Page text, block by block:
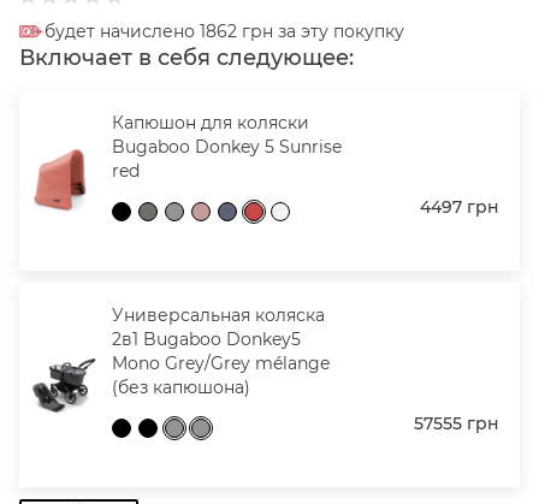
будет начислено 1862 грн за эту покупку
Включает в себя следующее:
Капюшон для коляски
Bugaboo Donkey 5 Sunrise
red
4497 грн
Универсальная коляска
2в1 Bugaboo Donkey5
Mono Grey/Grey mélange
(без капюшона)
57555 грн